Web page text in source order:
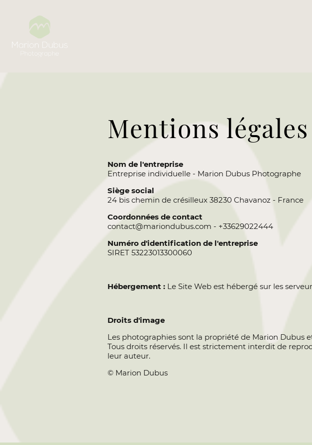
Mentions légales
Nom de l'entreprise
Entreprise individuelle - Marion Dubus Photographe
Siège social
24 bis chemin de crésilleux 38230 Chavanoz - France
Coordonnées de contact
contact@mariondubus.com - +33629022444
Numéro d'identification de l'entreprise
SIRET 53223013300060
Hébergement : Le Site Web est hébergé sur les
Droits d'image
Les photographies sont la propriété de Marion
Tous droits réservés. Il est strictement interdit de
leur auteur.
© Marion Dubus